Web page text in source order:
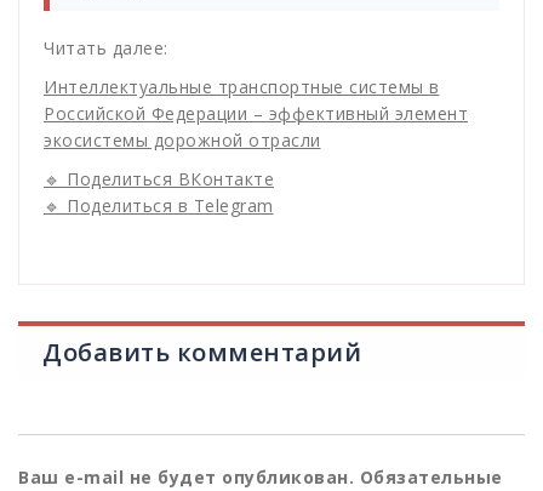
Читать далее:
Интеллектуальные транспортные системы в
Российской Федерации – эффективный элемент
экосистемы дорожной отрасли
🔹 Поделиться ВКонтакте
🔹 Поделиться в Telegram
Добавить комментарий
Ваш e-mail не будет опубликован. Обязательные